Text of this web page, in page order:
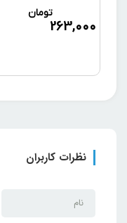
263,000
تومان
نظرات کاربران